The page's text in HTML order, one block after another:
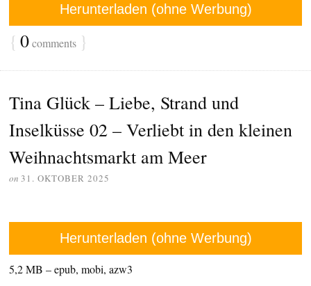
Herunterladen (ohne Werbung)
{ 0comments }
Tina Glück – Liebe, Strand und
Inselküsse 02 – Verliebt in den kleinen
Weihnachtsmarkt am Meer
on 31. OKTOBER 2025
Herunterladen (ohne Werbung)
5,2 MB – epub, mobi, azw3